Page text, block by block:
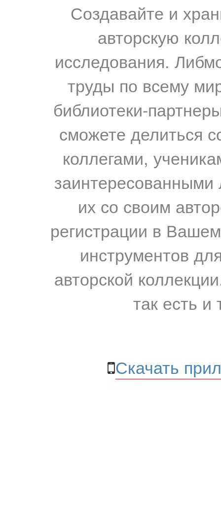
Создавайте и
авторскую
исследования.
труды по всему
библиотеки-
сможете делиться
коллегами,
их со своим
регистрации в
инструментов
авторской
так есть и
Скачать